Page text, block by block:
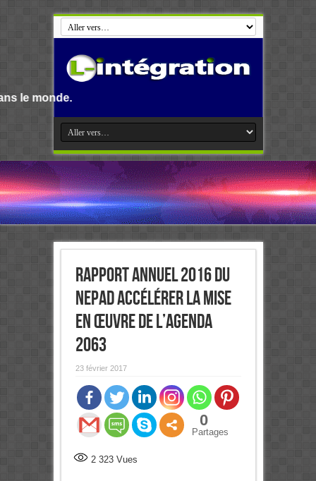
Rapport annuel 2016 du
NEPAD Accélérer la mise
en œuvre de l’Agenda
2063
23 février 2017
0
Partages
2 323Vues